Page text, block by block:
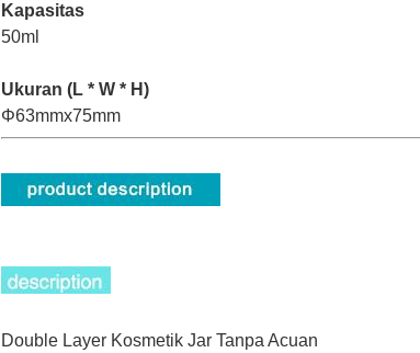
Kapasitas
50ml
Ukuran (L * W * H)
Φ63mmx75mm
Double Layer Kosmetik Jar Tanpa Acuan